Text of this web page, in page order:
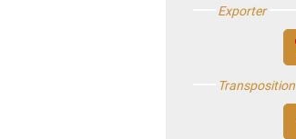
Exporter
Transposition